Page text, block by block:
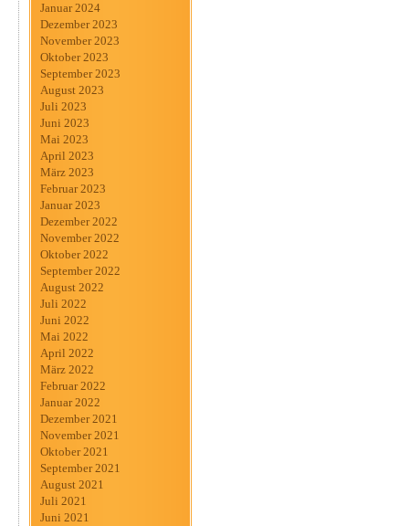
Januar 2024
Dezember 2023
November 2023
Oktober 2023
September 2023
August 2023
Juli 2023
Juni 2023
Mai 2023
April 2023
März 2023
Februar 2023
Januar 2023
Dezember 2022
November 2022
Oktober 2022
September 2022
August 2022
Juli 2022
Juni 2022
Mai 2022
April 2022
März 2022
Februar 2022
Januar 2022
Dezember 2021
November 2021
Oktober 2021
September 2021
August 2021
Juli 2021
Juni 2021